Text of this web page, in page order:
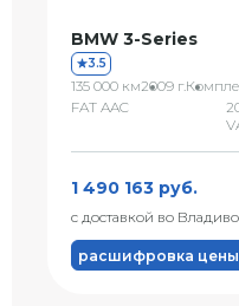
BMW 3-Series
3.5
135 000 км2009 г.
FAT AAC
1 490 163 руб.
с доставкой во
расшифровка цены